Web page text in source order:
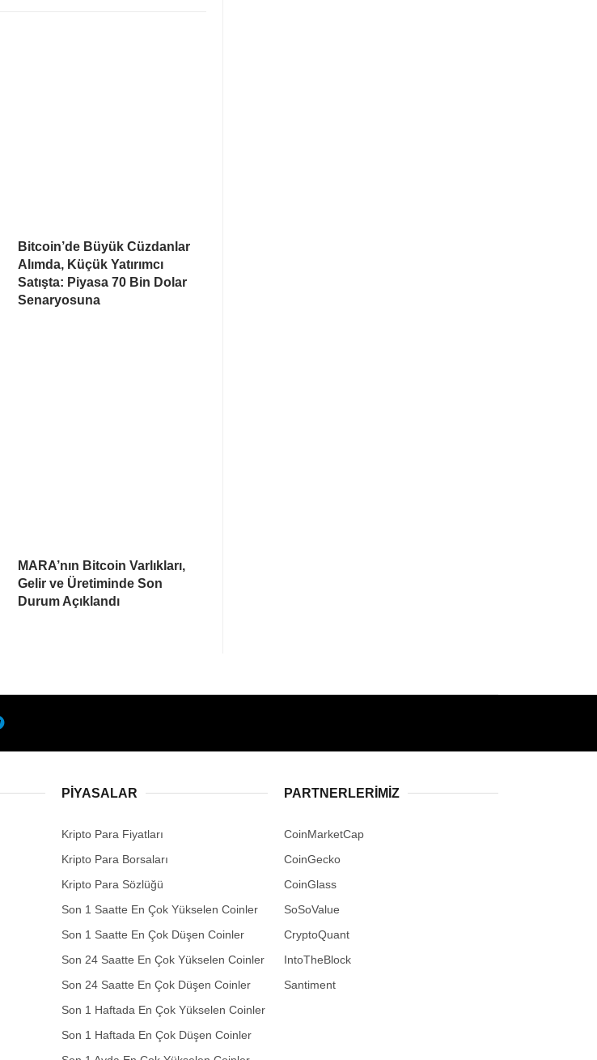
Bitcoin’de Büyük Cüzdanlar
Alımda, Küçük Yatırımcı
Satışta: Piyasa 70 Bin Dolar
Senaryosuna
MARA’nın Bitcoin Varlıkları,
Gelir ve Üretiminde Son
Durum Açıklandı
PIYASALAR
Kripto Para Fiyatları
Kripto Para Borsaları
Kripto Para Sözlüğü
Son 1 Saatte En Çok Yükselen Coinler
Son 1 Saatte En Çok Düşen Coinler
Son 24 Saatte En Çok Yükselen Coinler
Son 24 Saatte En Çok Düşen Coinler
Son 1 Haftada En Çok Yükselen Coinler
Son 1 Haftada En Çok Düşen Coinler
PARTNERLERIMIZ
CoinMarketCap
CoinGecko
CoinGlass
SoSoValue
CryptoQuant
IntoTheBlock
Santiment